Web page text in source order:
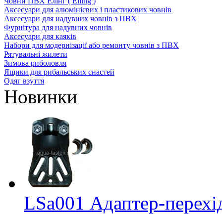
Аксесуари для алюмінієвих і пластикових човнів
Аксесуари для надувних човнів з ПВХ
Фурнітура для надувних човнів
Аксесуари для каяків
Набори для модернізації або ремонту човнів з ПВХ
Рятувальні жилети
Зимова риболовля
Ящики для рибальських снастей
Одяг взуття
Новинки
LSa001 Адаптер-